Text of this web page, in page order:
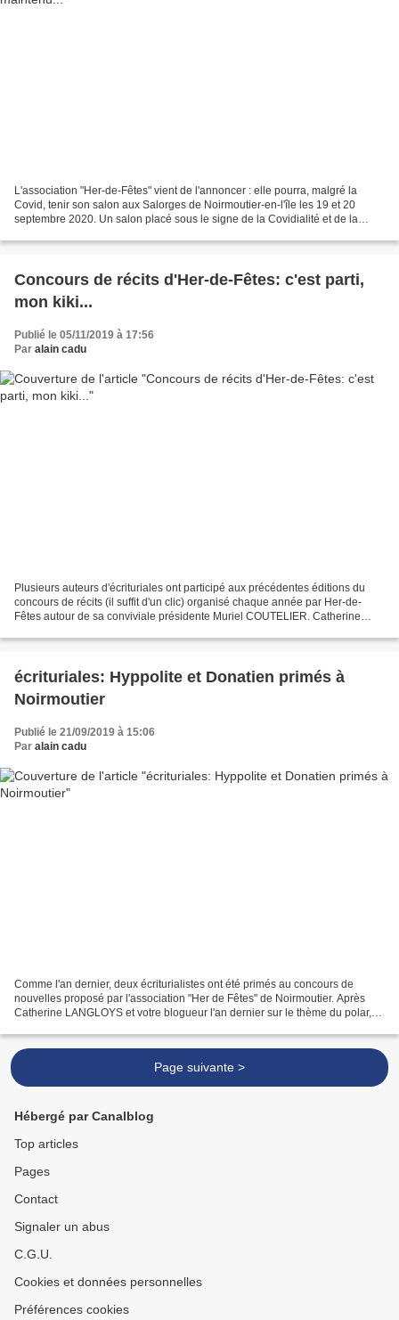
L'association "Her-de-Fêtes" vient de l'annoncer : elle pourra, malgré la
Covid, tenir son salon aux Salorges de Noirmoutier-en-l'île les 19 et 20
septembre 2020. Un salon placé sous le signe de la Covidialité et de la
Concours de récits d'Her-de-Fêtes: c'est parti,
mon kiki...
Publié le 05/11/2019 à 17:56
Par alain cadu
Plusieurs auteurs d'écrituriales ont participé aux précédentes éditions du
concours de récits (il suffit d'un clic) organisé chaque année par Her-de-
Fêtes autour de sa conviviale présidente Muriel COUTELIER. Catherine
écrituriales: Hyppolite et Donatien primés à
Noirmoutier
Publié le 21/09/2019 à 15:06
Par alain cadu
Comme l'an dernier, deux écriturialistes ont été primés au concours de
nouvelles proposé par l'association "Her de Fêtes" de Noirmoutier. Après
Catherine LANGLOYS et votre blogueur l'an dernier sur le thème du polar,
Page suivante >
Hébergé par Canalblog
Top articles
Pages
Contact
Signaler un abus
C.G.U.
Cookies et données personnelles
Préférences cookies